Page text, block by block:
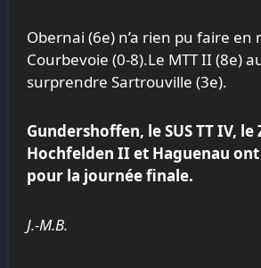
Obernai (6e) n’a rien pu faire en
Courbevoie (0-8).Le MTT II (8e)
surprendre Sartrouville (3e).
Gundershoffen, le SUS TT IV, le
Hochfelden II et Haguenau
pour la journée finale.
J.-M.B.